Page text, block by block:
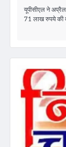
यूपीसीएल ने अप्रैल
71 लाख रुपये की